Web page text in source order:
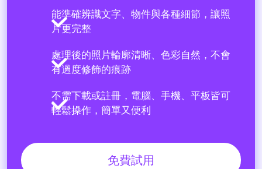
能準確辨識文字、物件與各種細節，讓照
片更完整
處理後的照片輪廓清晰、色彩自然，不會
有過度修飾的痕跡
不需下載或註冊，電腦、手機、平板皆可
輕鬆操作，簡單又便利
免費試用